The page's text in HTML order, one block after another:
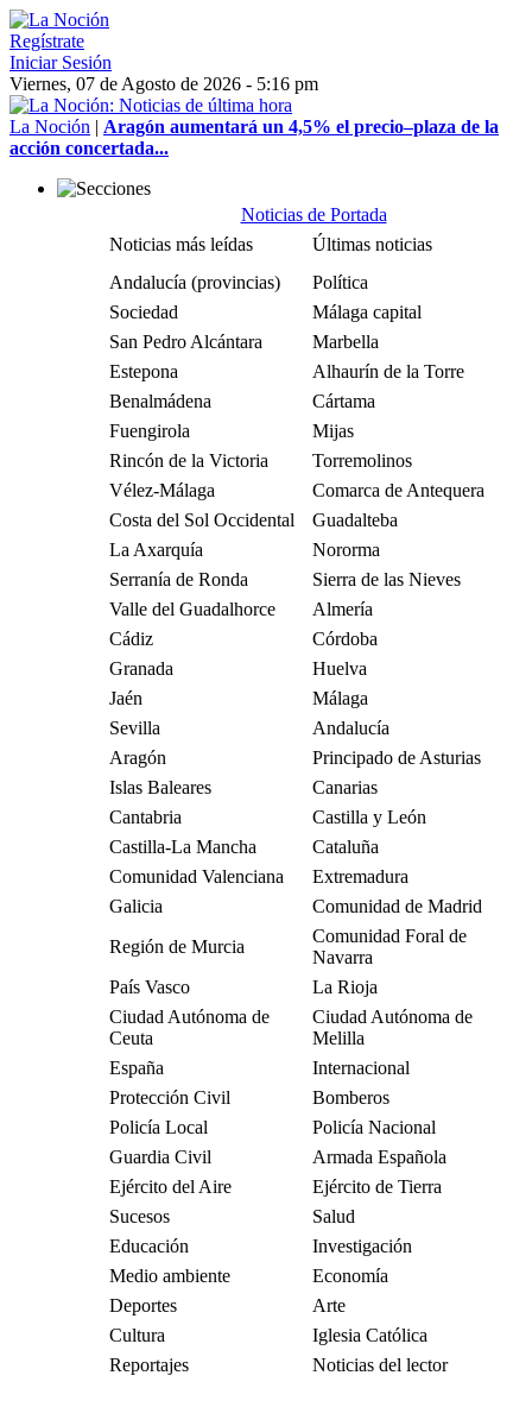
Regístrate
Iniciar Sesión
Viernes, 07 de Agosto de 2026 - 5:16 pm
La Noción | Aragón aumentará un 4,5% el precio–plaza de la
acción concertada...
Noticias de Portada
Noticias más leídas
Últimas noticias
Andalucía (provincias)
Política
Sociedad
Málaga capital
San Pedro Alcántara
Marbella
Estepona
Alhaurín de la Torre
Benalmádena
Cártama
Fuengirola
Mijas
Rincón de la Victoria
Torremolinos
Vélez-Málaga
Comarca de Antequera
Costa del Sol Occidental
Guadalteba
La Axarquía
Nororma
Serranía de Ronda
Sierra de las Nieves
Valle del Guadalhorce
Almería
Cádiz
Córdoba
Granada
Huelva
Jaén
Málaga
Sevilla
Andalucía
Aragón
Principado de Asturias
Islas Baleares
Canarias
Cantabria
Castilla y León
Castilla-La Mancha
Cataluña
Comunidad Valenciana
Extremadura
Galicia
Comunidad de Madrid
Región de Murcia
Comunidad Foral de
Navarra
País Vasco
La Rioja
Ciudad Autónoma de
Ceuta
Ciudad Autónoma de
Melilla
España
Internacional
Protección Civil
Bomberos
Policía Local
Policía Nacional
Guardia Civil
Armada Española
Ejército del Aire
Ejército de Tierra
Sucesos
Salud
Educación
Investigación
Medio ambiente
Economía
Deportes
Arte
Cultura
Iglesia Católica
Reportajes
Noticias del lector